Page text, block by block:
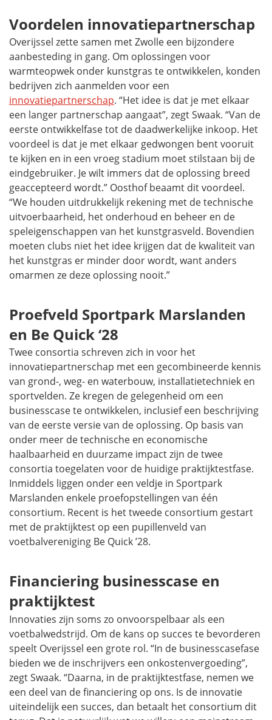
Voordelen innovatiepartnerschap
Overijssel zette samen met Zwolle een bijzondere
aanbesteding in gang. Om oplossingen voor
warmteopwek onder kunstgras te ontwikkelen, konden
bedrijven zich aanmelden voor een
innovatiepartnerschap. “Het idee is dat je met elkaar
een langer partnerschap aangaat”, zegt Swaak. “Van de
eerste ontwikkelfase tot de daadwerkelijke inkoop. Het
voordeel is dat je met elkaar gedwongen bent vooruit
te kijken en in een vroeg stadium moet stilstaan bij de
eindgebruiker. Je wilt immers dat de oplossing breed
geaccepteerd wordt.” Oosthof beaamt dit voordeel.
“We houden uitdrukkelijk rekening met de technische
uitvoerbaarheid, het onderhoud en beheer en de
speleigenschappen van het kunstgrasveld. Bovendien
moeten clubs niet het idee krijgen dat de kwaliteit van
het kunstgras er minder door wordt, want anders
omarmen ze deze oplossing nooit.”
Proefveld Sportpark Marslanden
en Be Quick ‘28
Twee consortia schreven zich in voor het
innovatiepartnerschap met een gecombineerde kennis
van grond-, weg- en waterbouw, installatietechniek en
sportvelden. Ze kregen de gelegenheid om een
businesscase te ontwikkelen, inclusief een beschrijving
van de eerste versie van de oplossing. Op basis van
onder meer de technische en economische
haalbaarheid en duurzame impact zijn de twee
consortia toegelaten voor de huidige praktijktestfase.
Inmiddels liggen onder een veldje in Sportpark
Marslanden enkele proefopstellingen van één
consortium. Recent is het tweede consortium gestart
met de praktijktest op een pupillenveld van
voetbalvereniging Be Quick ’28.
Financiering businesscase en
praktijktest
Innovaties zijn soms zo onvoorspelbaar als een
voetbalwedstrijd. Om de kans op succes te bevorderen
speelt Overijssel een grote rol. “In de businesscasefase
bieden we de inschrijvers een onkostenvergoeding”,
zegt Swaak. “Daarna, in de praktijktestfase, nemen we
een deel van de financiering op ons. Is de innovatie
uiteindelijk een succes, dan betaalt het consortium dit